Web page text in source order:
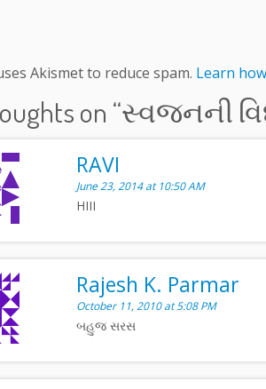
Akismet to reduce spam. Learn
on “સ્વજનની
RAVI
June 23, 2014 at 10:50 AM
HIII
Rajesh K. Parmar
October 11, 2010 at 5:08 PM
બહુજ સરસ